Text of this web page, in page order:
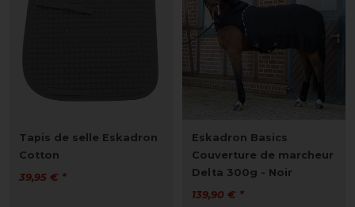
Tapis de selle Eskadron
Cotton
39,95 € *
Eskadron Basics
Couverture de marcheur
Delta 300g - Noir
139,90 € *